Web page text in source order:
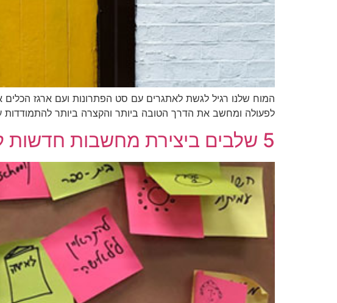
לפעולה ומחשב את הדרך הטובה ביותר והקצרה ביותר
5 שלבים ביצירת מחשבות חדשות לפתרון אתגר או דילמה